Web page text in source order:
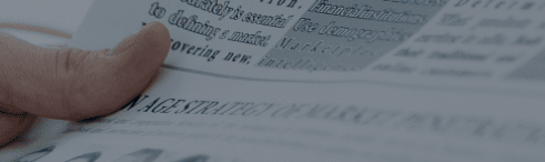
4K Google TV 音箱
Wi-Fi 6 AX3000 双频无线
路由器（NM3098B）
联系我们